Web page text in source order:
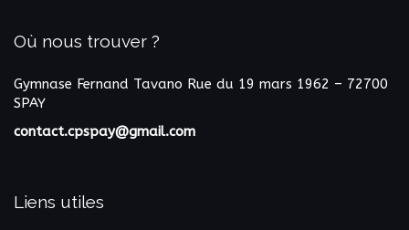
Où nous trouver ?
Gymnase Fernand Tavano Rue du 19 mars 1962 – 72700
SPAY
contact.cpspay@gmail.com
Liens utiles